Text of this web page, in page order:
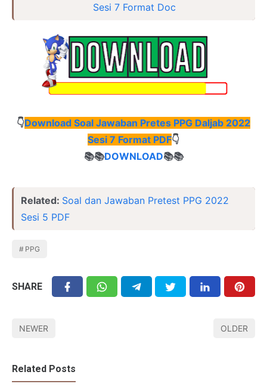
Sesi 7 Format Doc
👇Download Soal Jawaban Pretes PPG Daljab 2022
Sesi 7 Format PDF👇
📚📚DOWNLOAD📚📚
Related: Soal dan Jawaban Pretest PPG 2022
Sesi 5 PDF
PPG
SHARE
NEWER OLDER
Related Posts